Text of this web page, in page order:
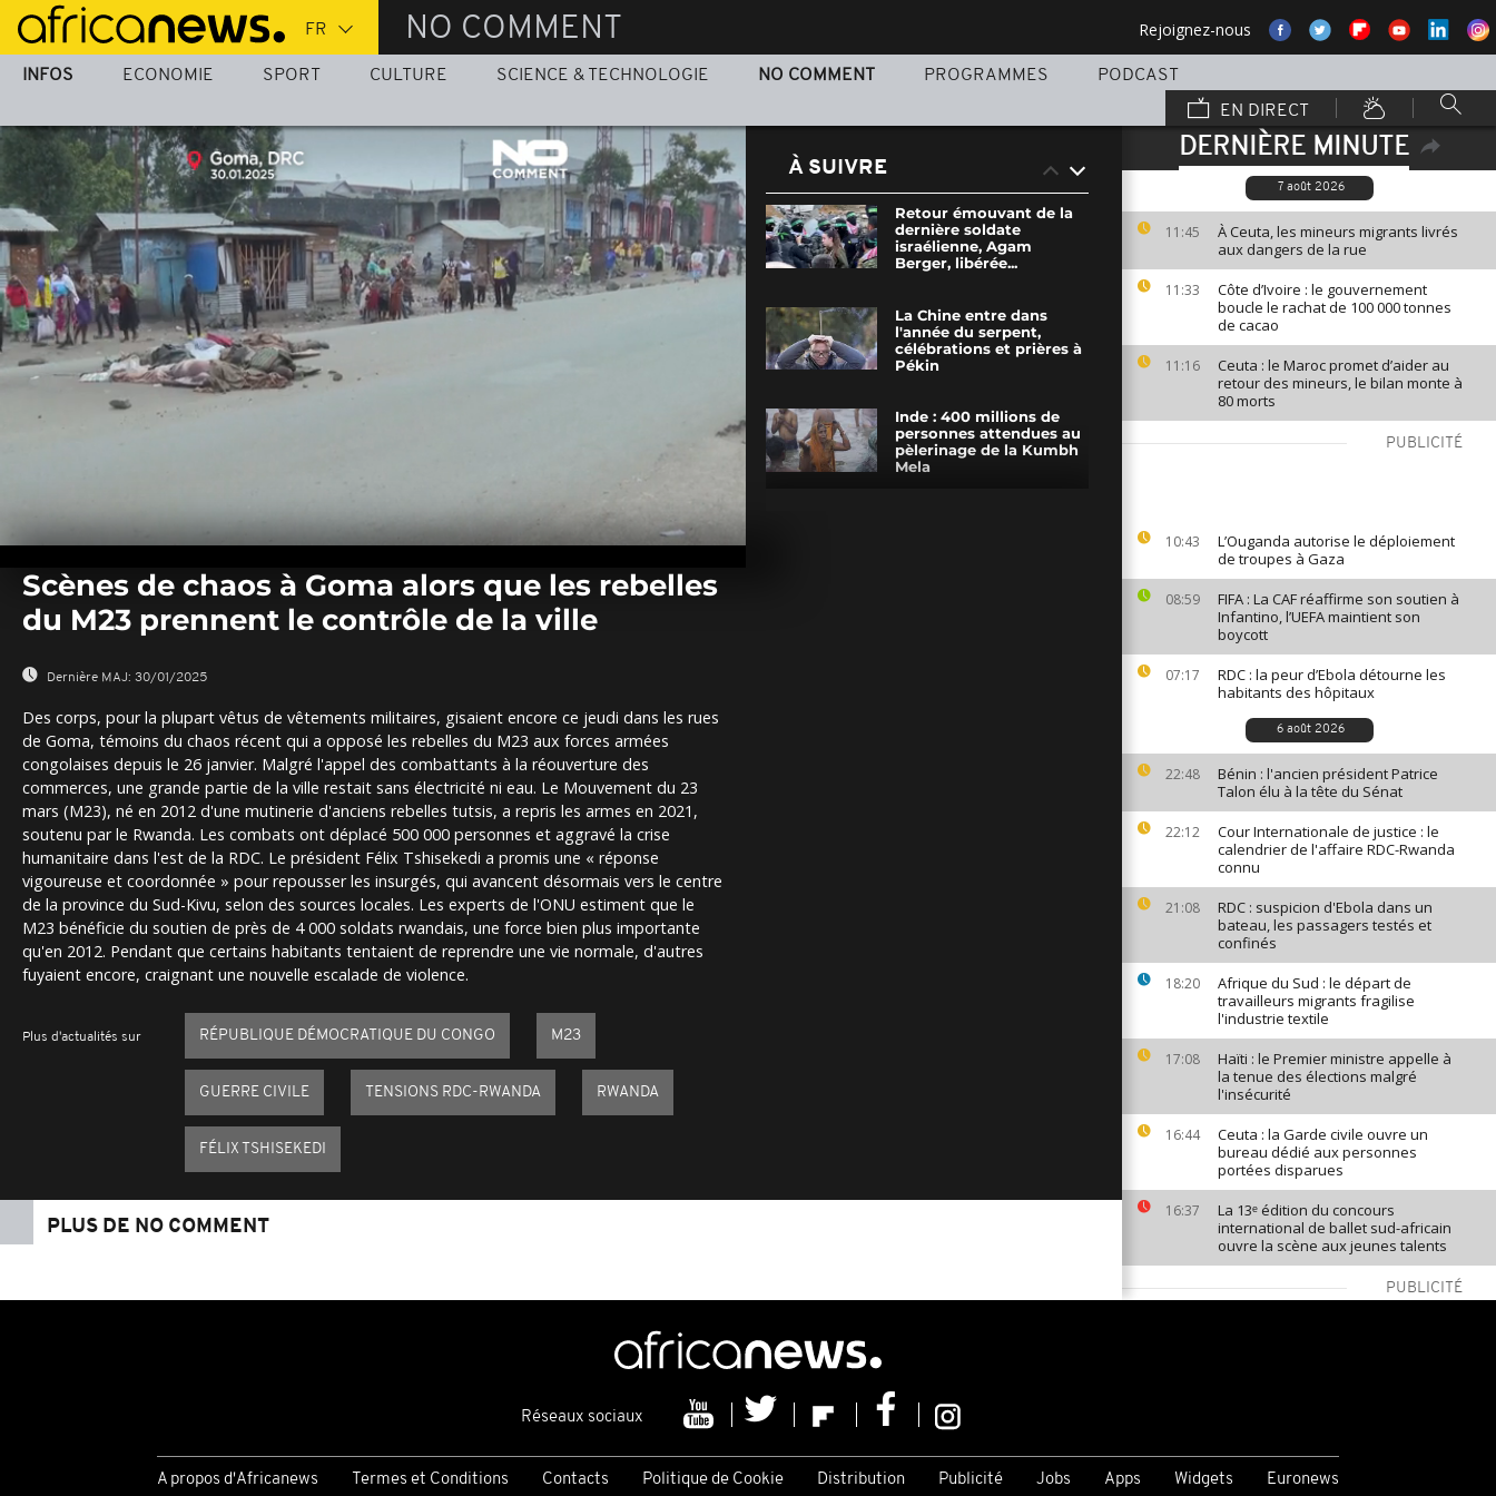
Passer
au
contenu
NO COMMENT Rejoignez-nous
INFOS ECONOMIE SPORT CULTURE SCIENCE & TECHNOLOGIE NO COMMENT PROGRAMMES
PODCAST
EN DIRECT
DERNIÈRE MINUTE
7 août 2026
11:45
À Ceuta, les mineurs migrants livrés
aux dangers de la rue
11:33
Côte d’Ivoire : le gouvernement
boucle le rachat de 100 000 tonnes
de cacao
11:16
Ceuta : le Maroc promet d’aider au
retour des mineurs, le bilan monte à
80 morts
PUBLICITÉ
10:43
L’Ouganda autorise le déploiement
de troupes à Gaza
08:59
FIFA : La CAF réaffirme son soutien à
Infantino, l’UEFA maintient son
boycott
07:17
RDC : la peur d’Ebola détourne les
habitants des hôpitaux
6 août 2026
22:48
Bénin : l'ancien président Patrice
Talon élu à la tête du Sénat
22:12
Cour Internationale de justice : le
calendrier de l'affaire RDC-Rwanda
connu
21:08
RDC : suspicion d'Ebola dans un
bateau, les passagers testés et
confinés
18:20
Afrique du Sud : le départ de
travailleurs migrants fragilise
l'industrie textile
17:08
Haïti : le Premier ministre appelle à
la tenue des élections malgré
l'insécurité
16:44
Ceuta : la Garde civile ouvre un
bureau dédié aux personnes
portées disparues
16:37
La 13ᵉ édition du concours
international de ballet sud-africain
ouvre la scène aux jeunes talents
PUBLICITÉ
VOIR PLUS
seconds
seconds
Volume
Scènes de chaos à Goma alors que les rebelles
du M23 prennent le contrôle de la ville
Dernière MAJ: 30/01/2025
Des corps, pour la plupart vêtus de vêtements militaires, gisaient encore ce jeudi dans les rues
de Goma, témoins du chaos récent qui a opposé les rebelles du M23 aux forces armées
congolaises depuis le 26 janvier. Malgré l'appel des combattants à la réouverture des
commerces, une grande partie de la ville restait sans électricité ni eau. Le Mouvement du 23
mars (M23), né en 2012 d'une mutinerie d'anciens rebelles tutsis, a repris les armes en 2021,
soutenu par le Rwanda. Les combats ont déplacé 500 000 personnes et aggravé la crise
humanitaire dans l'est de la RDC. Le président Félix Tshisekedi a promis une « réponse
vigoureuse et coordonnée » pour repousser les insurgés, qui avancent désormais vers le centre
de la province du Sud-Kivu, selon des sources locales. Les experts de l'ONU estiment que le
M23 bénéficie du soutien de près de 4 000 soldats rwandais, une force bien plus importante
qu'en 2012. Pendant que certains habitants tentaient de reprendre une vie normale, d'autres
fuyaient encore, craignant une nouvelle escalade de violence.
Plus d'actualités sur RÉPUBLIQUE DÉMOCRATIQUE DU CONGO M23
GUERRE CIVILE TENSIONS RDC-RWANDA RWANDA
FÉLIX TSHISEKEDI
À SUIVRE
Retour émouvant de la
dernière soldate
israélienne, Agam
Berger, libérée...
La Chine entre dans
l'année du serpent,
célébrations et prières à
Pékin
Inde : 400 millions de
personnes attendues au
pèlerinage de la Kumbh
Mela
PLUS DE NO COMMENT
Réseaux sociaux
A propos d'Africanews Termes et Conditions Contacts Politique de Cookie Distribution Publicité Jobs Apps Widgets Euronews